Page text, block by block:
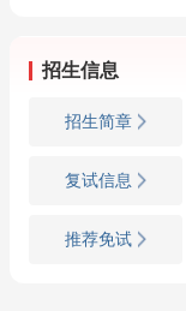
招生信息
招生简章
复试信息
推荐免试